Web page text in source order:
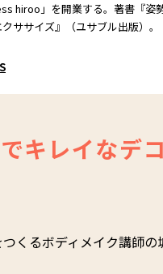
hiroo」を開業する。著書『姿
ササイズ』（ユサブル出版）。
キレイなデ
くるボディメイク講師の